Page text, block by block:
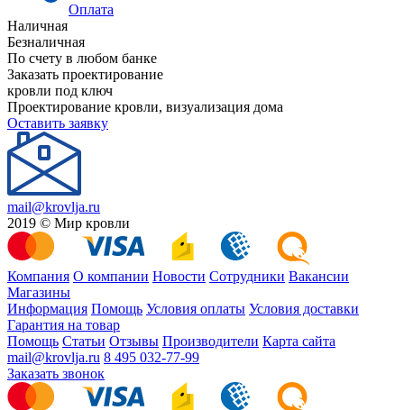
Оплата
Наличная
Безналичная
По счету в любом банке
Заказать проектирование
кровли под ключ
Проектирование кровли, визуализация дома
Оставить заявку
mail@krovlja.ru
2019 © Мир кровли
Компания О компании Новости Сотрудники Вакансии
Магазины
Информация Помощь Условия оплаты Условия доставки
Гарантия на товар
Помощь Статьи Отзывы Производители Карта сайта
mail@krovlja.ru 8 495 032-77-99
Заказать звонок